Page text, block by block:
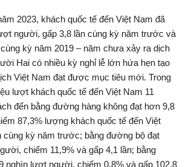
2023, khách quốc tế đến Việt Nam đã
người, gấp 3,8 lần cùng kỳ năm trước và
kỳ năm 2019 – năm chưa xảy ra dịch
Hai có nhiều kỳ nghỉ lễ lớn hứa hẹn tạo
Việt Nam đạt được mục tiêu mới. Trong
lượt khách quốc tế đến Việt Nam 11
đến bằng đường hàng không đạt hơn 9,8
87,3% lượng khách quốc tế đến Việt
cùng kỳ năm trước; bằng đường bộ đạt
chiếm 11,9% và gấp 4,1 lần; bằng
nghìn lượt người, chiếm 0,8% và gấp 102,8